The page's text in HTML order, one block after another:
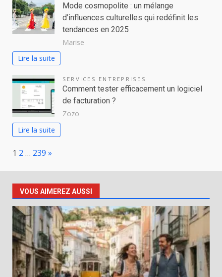
Mode cosmopolite : un mélange
d’influences culturelles qui redéfinit les
tendances en 2025
Marise
Lire la suite
SERVICES ENTREPRISES
Comment tester efficacement un logiciel
de facturation ?
Zozo
Lire la suite
Page:
1 2 … 239 Next
»
VOUS AIMEREZ AUSSI